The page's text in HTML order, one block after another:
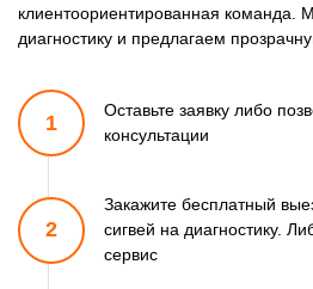
клиентоориентированная команда.
диагностику и предлагаем
1
Оставьте заявку либо
консультации
2
Закажите бесплатный
сигвей на диагностику.
сервис